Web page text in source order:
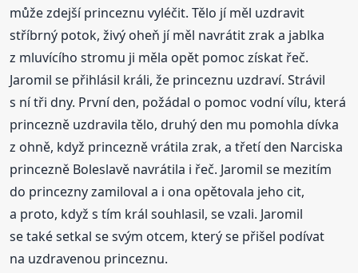
může zdejší princeznu vyléčit. Tělo jí měl uzdravit
stříbrný potok, živý oheň jí měl navrátit zrak a jablka
z mluvícího stromu ji měla opět pomoc získat řeč.
Jaromil se přihlásil králi, že princeznu uzdraví. Strávil
s ní tři dny. První den, požádal o pomoc vodní vílu, která
princezně uzdravila tělo, druhý den mu pomohla dívka
z ohně, když princezně vrátila zrak, a třetí den Narciska
princezně Boleslavě navrátila i řeč. Jaromil se mezitím
do princezny zamiloval a i ona opětovala jeho cit,
a proto, když s tím král souhlasil, se vzali. Jaromil
se také setkal se svým otcem, který se přišel podívat
na uzdravenou princeznu.